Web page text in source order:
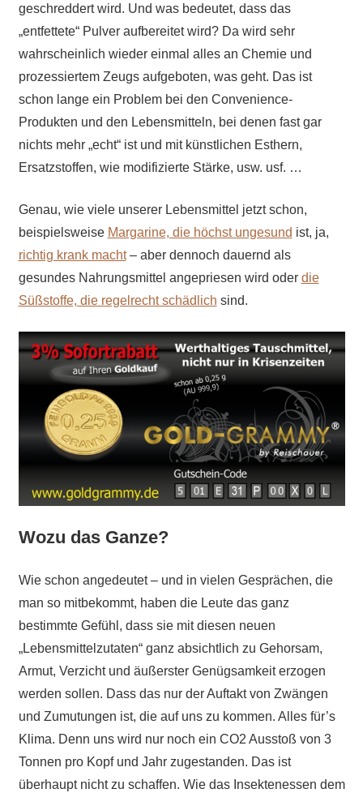
geschreddert wird. Und was bedeutet, dass das
„entfettete“ Pulver aufbereitet wird? Da wird sehr
wahrscheinlich wieder einmal alles an Chemie und
prozessiertem Zeugs aufgeboten, was geht. Das ist
schon lange ein Problem bei den Convenience-
Produkten und den Lebensmitteln, bei denen fast gar
nichts mehr „echt“ ist und mit künstlichen Esthern,
Ersatzstoffen, wie modifizierte Stärke, usw. usf. …
Genau, wie viele unserer Lebensmittel jetzt schon,
beispielsweise Margarine, die höchst ungesund ist, ja,
richtig krank macht– aber dennoch dauernd als
gesundes Nahrungsmittel angepriesen wird oder die
Süßstoffe, die regelrecht schädlich sind.
Wozu das Ganze?
Wie schon angedeutet – und in vielen Gesprächen, die
man so mitbekommt, haben die Leute das ganz
bestimmte Gefühl, dass sie mit diesen neuen
„Lebensmittelzutaten“ ganz absichtlich zu Gehorsam,
Armut, Verzicht und äußerster Genügsamkeit erzogen
werden sollen. Dass das nur der Auftakt von Zwängen
und Zumutungen ist, die auf uns zu kommen. Alles für’s
Klima. Denn uns wird nur noch ein CO2 Ausstoß von 3
Tonnen pro Kopf und Jahr zugestanden. Das ist
überhaupt nicht zu schaffen. Wie das Insektenessen dem